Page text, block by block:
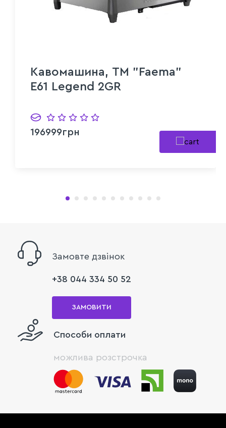
Кавомашина, ТМ "Faema"
E61 Legend 2GR
196999грн
Замовте дзвінок
+38 044 334 50 52
ЗАМОВИТИ
Способи оплати
можлива розстрочка